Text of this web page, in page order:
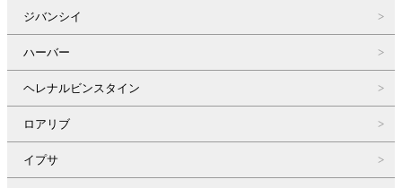
ジバンシイ
ハーバー
ヘレナルビンスタイン
ロアリブ
イプサ